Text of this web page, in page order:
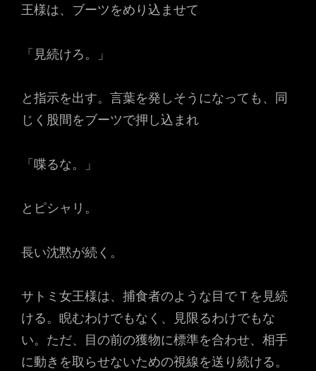
王様は、ブーツをめり込ませて
「見続けろ。」
と指示を出す。言葉を発しそうになっても、同
じく股間をブーツで押し込まれ
「喋るな。」
とピシャリ。
長い沈黙が続く。
サトミ女王様は、捕食者のような目でＴを見続
ける。睨むわけでもなく、見限るわけでもな
い。ただ、目の前の獲物に標準を合わせ、相手
に動きを取らせないための視線を送り続ける。